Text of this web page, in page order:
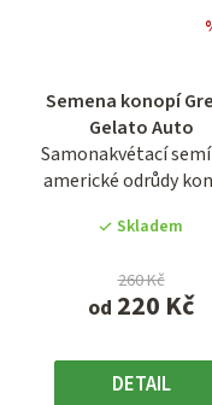
Semena konopí
Gelato Auto
Samonakvétací
americké odrůdy
Autoflowering...
produktu
je
4,2
z
hvězdiček.
Skladem
od 220 Kč
260 Kč
DETAIL